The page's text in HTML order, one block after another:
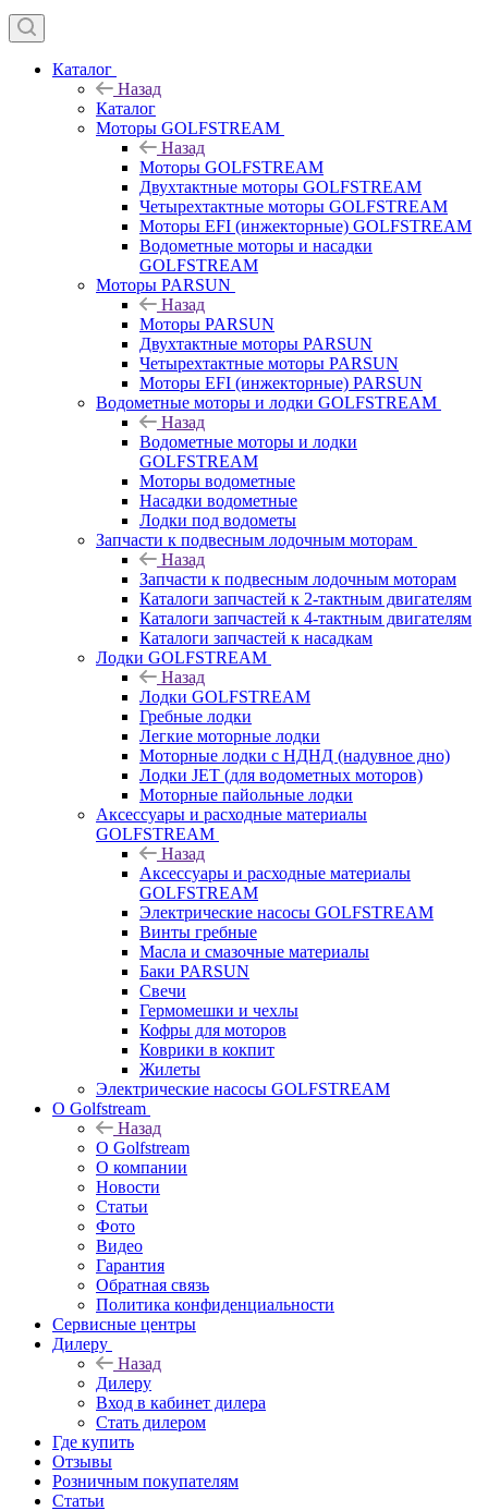
Каталог
Назад
Каталог
Моторы GOLFSTREAM
Назад
Моторы GOLFSTREAM
Двухтактные моторы GOLFSTREAM
Четырехтактные моторы GOLFSTREAM
Моторы EFI (инжекторные) GOLFSTREAM
Водометные моторы и насадки
GOLFSTREAM
Моторы PARSUN
Назад
Моторы PARSUN
Двухтактные моторы PARSUN
Четырехтактные моторы PARSUN
Моторы EFI (инжекторные) PARSUN
Водометные моторы и лодки GOLFSTREAM
Назад
Водометные моторы и лодки
GOLFSTREAM
Моторы водометные
Насадки водометные
Лодки под водометы
Запчасти к подвесным лодочным моторам
Назад
Запчасти к подвесным лодочным моторам
Каталоги запчастей к 2-тактным двигателям
Каталоги запчастей к 4-тактным двигателям
Каталоги запчастей к насадкам
Лодки GOLFSTREAM
Назад
Лодки GOLFSTREAM
Гребные лодки
Легкие моторные лодки
Моторные лодки с НДНД (надувное дно)
Лодки JET (для водометных моторов)
Моторные пайольные лодки
Аксессуары и расходные материалы
GOLFSTREAM
Назад
Аксессуары и расходные материалы
GOLFSTREAM
Электрические насосы GOLFSTREAM
Винты гребные
Масла и смазочные материалы
Баки PARSUN
Свечи
Гермомешки и чехлы
Кофры для моторов
Коврики в кокпит
Жилеты
Электрические насосы GOLFSTREAM
О Golfstream
Назад
О Golfstream
О компании
Новости
Статьи
Фото
Видео
Гарантия
Обратная связь
Политика конфиденциальности
Сервисные центры
Дилеру
Назад
Дилеру
Вход в кабинет дилера
Стать дилером
Где купить
Отзывы
Розничным покупателям
Статьи